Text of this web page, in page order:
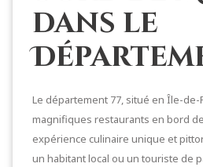
dans le
Le département 77, situé en Île-de-
magnifiques restaurants en bord
expérience culinaire unique et
un habitant local ou un touriste de